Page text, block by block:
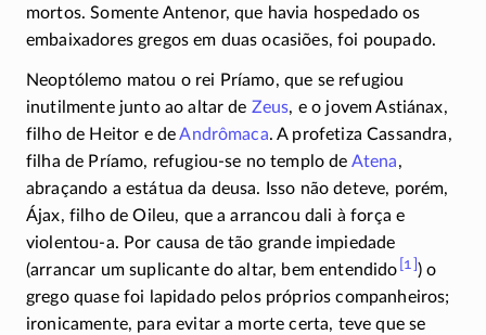
mortos. Somente Antenor, que havia hospedado os
embaixadores gregos em duas ocasiões, foi poupado.
Neoptólemo matou o rei Príamo, que se refugiou
inutilmente junto ao altar de Zeus, e o jovem Astiánax,
filho de Heitor e deAndrômaca. A profetiza Cassandra,
filha de Príamo, refugiou-se no templo de Atena,
abraçando a estátua da deusa. Isso não deteve, porém,
Ájax, filho de Oileu, que a arrancou dali à força e
violentou-a. Por causa de tão grande impiedade
(arrancar um suplicante do altar, bem entendido [1] ) o
grego quase foi lapidado pelos próprios companheiros;
ironicamente, para evitar a morte certa, teve que se